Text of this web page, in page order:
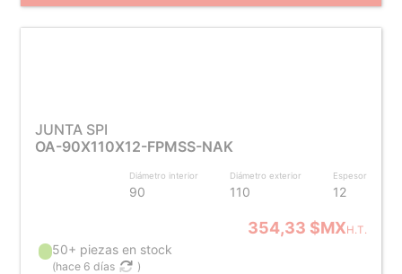
JUNTA SPI
OA-90X110X12-FPMSS-NAK
Diámetro interior
90
Diámetro exterior
110
Espesor
12
354,33 $MXH.T.
50+ piezas en stock
(hace 6 días )